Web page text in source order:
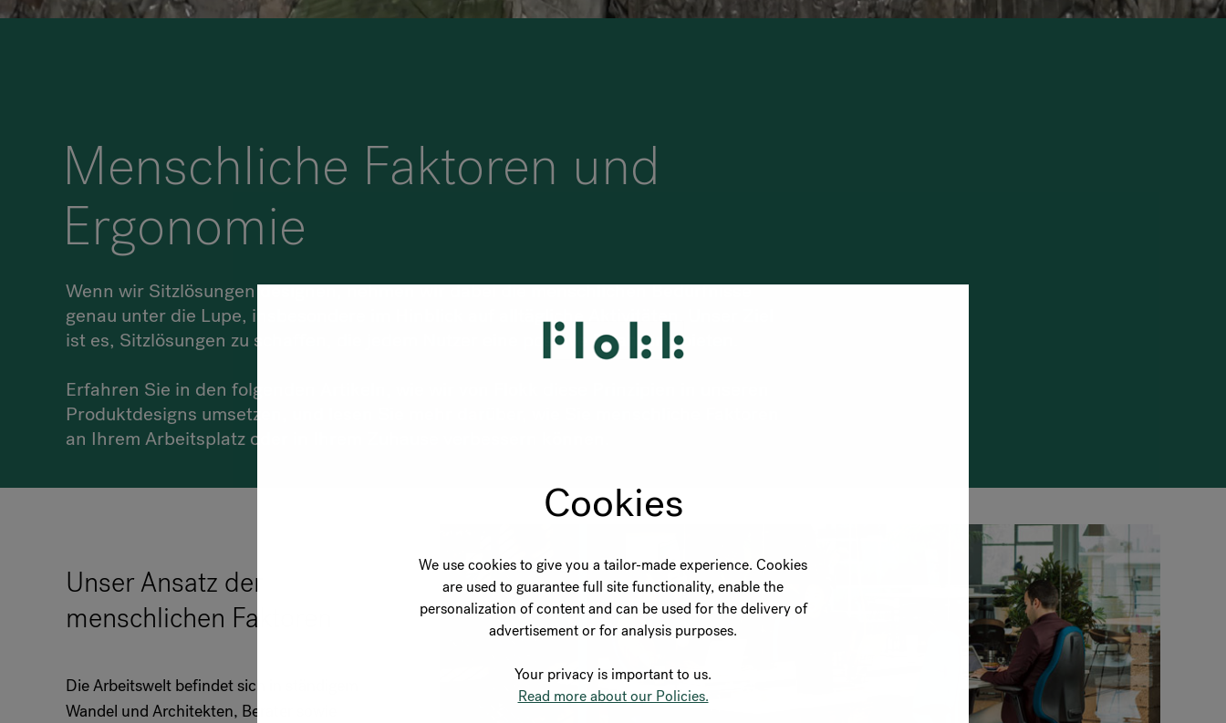
Cookies
We use cookies to give you a tailor-made experience. Cookies
are used to guarantee full site functionality, enable the
personalization of content and can be used for the delivery of
advertisement or for analysis purposes.
Your privacy is important to us.
Read more about our Policies.
Menschliche Faktoren und
Ergonomie
Wenn wir Sitzlösungen designen, nehmen wir dabei die menschlichen Bedürfnisse
genau unter die Lupe, insbesondere im Hinblick auf alltägliche Aktivitäten. Unser Ziel
ist es, Sitzlösungen zu schaffen, die jedem Nutzer eine positive Erfahrung bieten.
Erfahren Sie in den folgenden Artikeln, wie wir von Flokk diese Prinzipien in unseren
Produktdesigns umsetzen, und lesen Sie mehr darüber, wie Sie menschliche Faktoren
an Ihrem Arbeitsplatz oder in Ihrem Zuhause verbessern können.
Unser Ansatz der
menschlichen Faktoren
Die Arbeitswelt befindet sich in ständigem
Wandel und Architekten, Berater sowie